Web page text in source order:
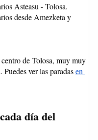
Asteasu - Tolosa.
desde Amezketa y
de Tolosa, muy muy
ver las paradas en
día del